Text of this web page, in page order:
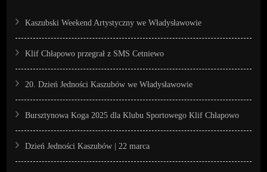
Kaszubski Weekend Artystyczny we Władysławowie
Klif Chłapowo przegrał z SMS Cetniewo
20. Dzień Jedności Kaszubów we Władysławowie
Bursztynowa Koga 2025 dla Klubu Sportowego Klif Chłapowo
Dzień Jedności Kaszubów | 22 marca